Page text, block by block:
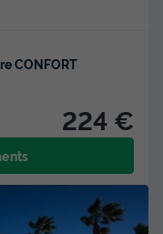
CONFORT
224 €